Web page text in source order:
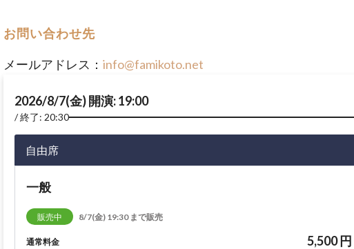
お問い合わせ先
メールアドレス： info@famikoto.net
2026/8/7(金) 開演: 19:00
終了: 20:30
自由席
一般
販売中 8/7(金) 19:30 まで販売
通常料金 5,500 円